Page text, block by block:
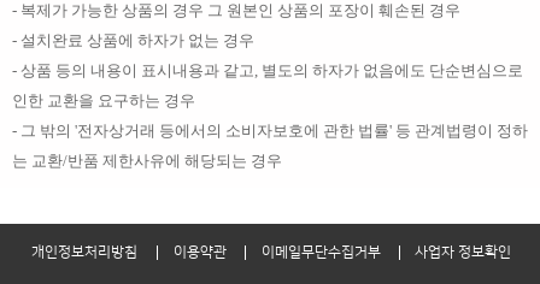
- 복제가 가능한 상품의 경우 그 원본인 상품의 포장이 훼손된 경우
- 설치완료 상품에 하자가 없는 경우
- 상품 등의 내용이 표시내용과 같고, 별도의 하자가 없음에도 단순변심으로
인한 교환을 요구하는 경우
- 그 밖의 '전자상거래 등에서의 소비자보호에 관한 법률' 등 관계법령이 정하
는 교환/반품 제한사유에 해당되는 경우
개인정보처리방침 이용약관 이메일무단수집거부 사업자 정보확인